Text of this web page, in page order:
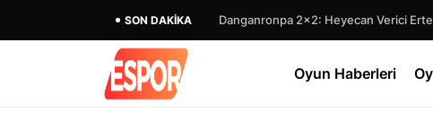
SON DAKIKA Danganronpa 2×2: Heyecan Verici
Oyun Haberleri